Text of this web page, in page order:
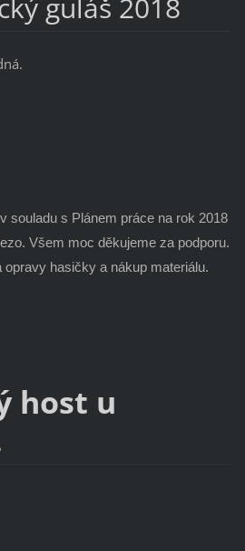
guláš 2018
souladu s Plánem práce na rok 2018
Všem moc děkujeme za podporu.
opravy hasičky a nákup materiálu.
host u